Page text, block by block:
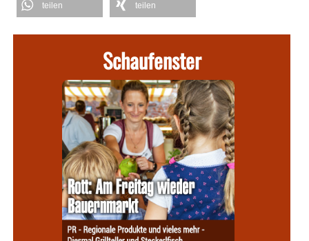
teilen teilen
Schaufenster